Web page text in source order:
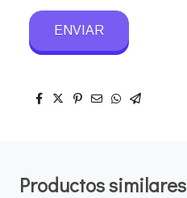
ENVIAR
Productos similares